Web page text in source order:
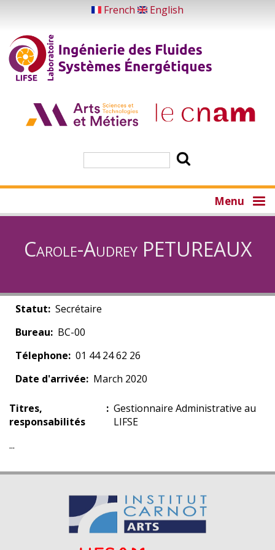
main
content
French English
Menu
Carole-Audrey PETUREAUX
Statut Secrétaire
Bureau
BC-00
Télephone 01 44 24 62 26
Date d'arrivée
March 2020
Titres,
responsabilités
Gestionnaire Administrative au
LIFSE
...